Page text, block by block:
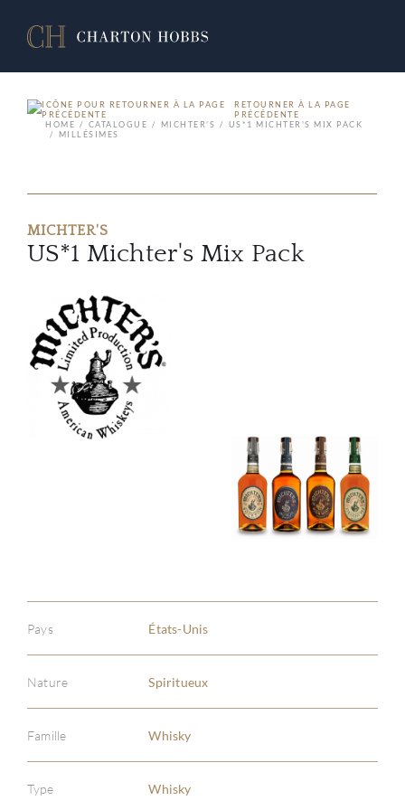
RETOURNER À LA PAGE
PRÉCÉDENTE
HOME
CATALOGUE MICHTER'S
US*1 MICHTER'S MIX PACK
MILLÉSIMES
MICHTER'S
US*1 Michter's Mix Pack
Pays États-Unis
Nature Spiritueux
Famille Whisky
Type Whisky